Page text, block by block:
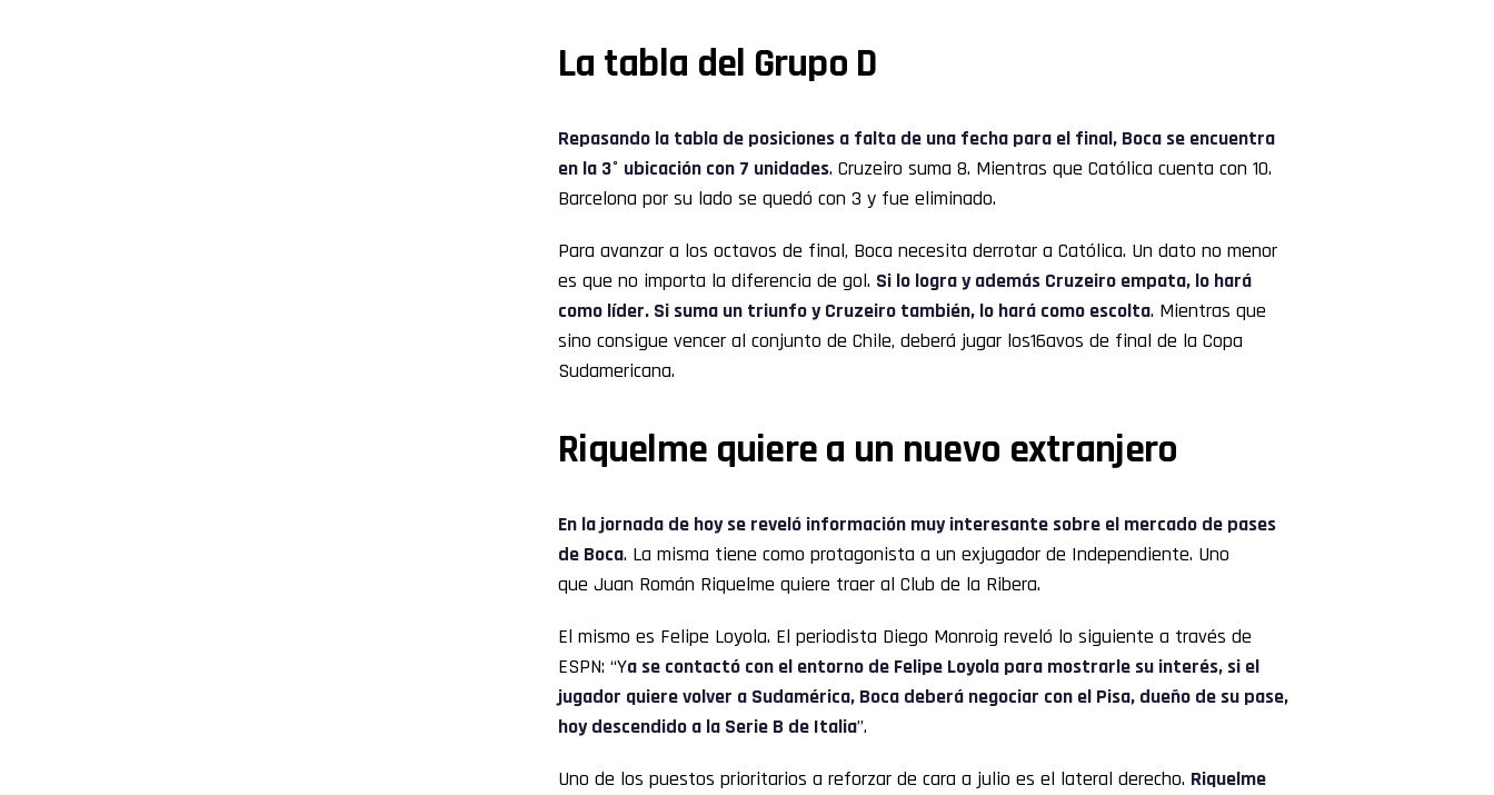
La tabla del Grupo D
Repasando la tabla de posiciones a falta de una fecha para el final, Boca se encuentra
en la 3° ubicación con 7 unidades. Cruzeiro suma 8. Mientras que Católica cuenta con 10.
Barcelona por su lado se quedó con 3 y fue eliminado.
Para avanzar a los octavos de final, Boca necesita derrotar a Católica. Un dato no menor
es que no importa la diferencia de gol. Si lo logra y además Cruzeiro empata, lo hará
como líder. Si suma un triunfo y Cruzeiro también, lo hará como escolta. Mientras que
sino consigue vencer al conjunto de Chile, deberá jugar los16avos de final de la Copa
Sudamericana.
Riquelme quiere a un nuevo extranjero
En la jornada de hoy se reveló información muy interesante sobre el mercado de pases
de Boca. La misma tiene como protagonista a un exjugador de Independiente. Uno
que Juan Román Riquelme quiere traer al Club de la Ribera.
El mismo es Felipe Loyola. El periodista Diego Monroig reveló lo siguiente a través de
ESPN: “Ya se contactó con el entorno de Felipe Loyola para mostrarle su interés, si el
jugador quiere volver a Sudamérica, Boca deberá negociar con el Pisa, dueño de su pase,
hoy descendido a la Serie B de Italia”.
Uno de los puestos prioritarios a reforzar de cara a julio es el lateral derecho. Riquelme